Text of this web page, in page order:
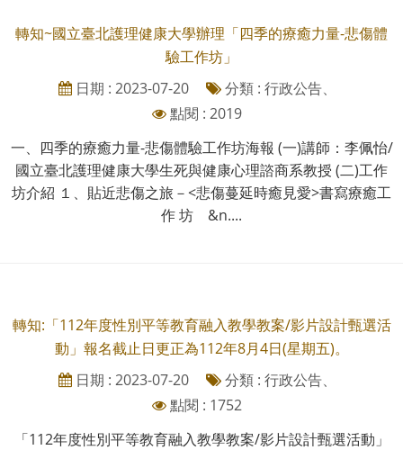
轉知~國立臺北護理健康大學辦理「四季的療癒力量-悲傷體
驗工作坊」
日期 : 2023-07-20
分類 : 行政公告、
點閱 : 2019
一、四季的療癒力量-悲傷體驗工作坊海報 (一)講師：李佩怡/
國立臺北護理健康大學生死與健康心理諮商系教授 (二)工作
坊介紹 １、貼近悲傷之旅－<悲傷蔓延時癒見愛>書寫療癒工
作 坊 &n....
轉知:「112年度性別平等教育融入教學教案/影片設計甄選活
動」報名截止日更正為112年8月4日(星期五)。
日期 : 2023-07-20
分類 : 行政公告、
點閱 : 1752
「112年度性別平等教育融入教學教案/影片設計甄選活動」